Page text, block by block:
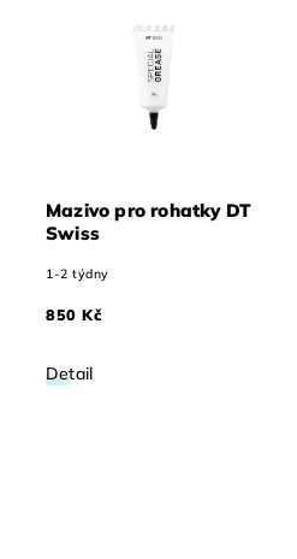
Nejprodávanější
Abecedně
Mazivo pro rohatky DT
Swiss
1-2 týdny
850 Kč
Detail